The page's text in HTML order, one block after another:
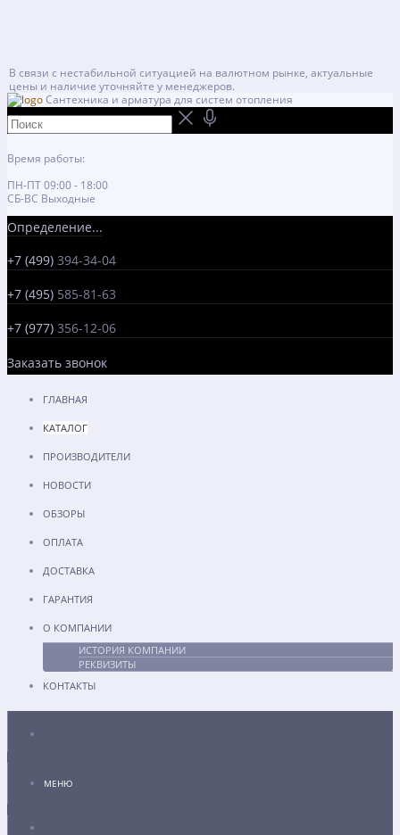
В связи с нестабильной ситуацией на валютном рынке, актуальные
цены и наличие уточняйте у менеджеров.
Сантехника и арматура для систем отопления
Время работы:
ПН-ПТ 09:00 - 18:00
СБ-ВС Выходные
Определение...
+7 (499) 394-34-04
+7 (495) 585-81-63
+7 (977) 356-12-06
Заказать звонок
ГЛАВНАЯ
КАТАЛОГ
ПРОИЗВОДИТЕЛИ
НОВОСТИ
ОБЗОРЫ
ОПЛАТА
ДОСТАВКА
ГАРАНТИЯ
О КОМПАНИИ
ИСТОРИЯ КОМПАНИИ
РЕКВИЗИТЫ
КОНТАКТЫ
МЕНЮ